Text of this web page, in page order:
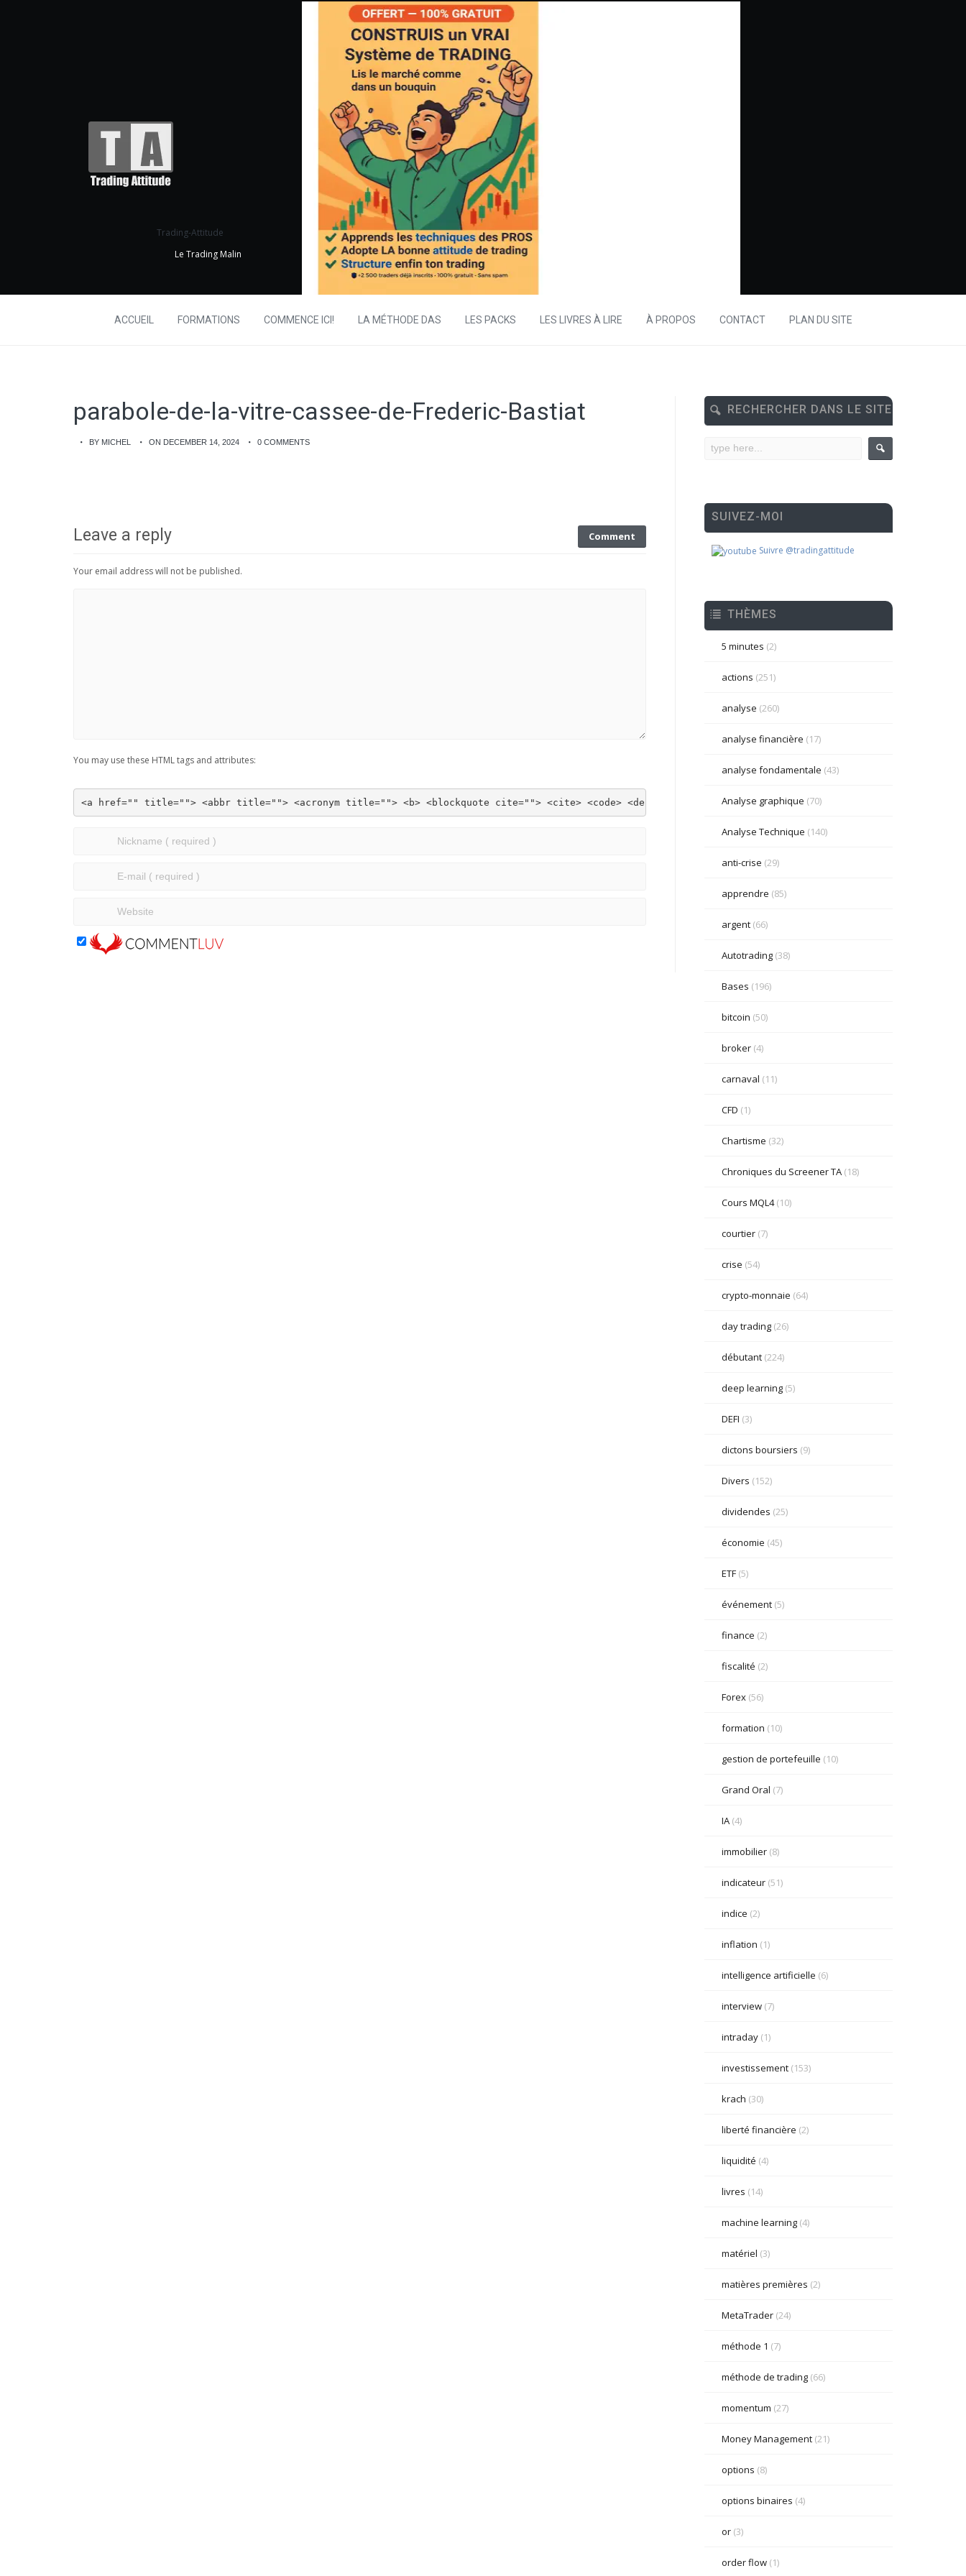
Trading-Attitude
Le Trading Malin
ACCUEIL FORMATIONS COMMENCE ICI! LA MÉTHODE DAS LES PACKS LES LIVRES À LIRE À PROPOS CONTACT PLAN DU SITE
parabole-de-la-vitre-cassee-de-Frederic-Bastiat
BY MICHEL ON DECEMBER 14, 2024 0 COMMENTS
Leave a reply Comment
Your email address will not be published.
You may use these HTML tags and attributes:
<a href="" title=""> <abbr title=""> <acronym title=""> <b> <blockquote cite=""> <cite> <code> <del datetime=""> <em> <i> <q cite=""> <strike> <strong>
RECHERCHER DANS LE SITE
SUIVEZ-MOI
Suivre @tradingattitude
THÈMES
5 minutes (2)
actions (251)
analyse (260)
analyse financière (17)
analyse fondamentale (43)
Analyse graphique (70)
Analyse Technique (140)
anti-crise (29)
apprendre (85)
argent(66)
Autotrading(38)
Bases (196)
bitcoin (50)
broker(4)
carnaval (11)
CFD (1)
Chartisme (32)
Chroniques du Screener TA(18)
Cours MQL4(10)
courtier(7)
crise (54)
crypto-monnaie (64)
day trading(26)
débutant(224)
deep learning(5)
DEFI (3)
dictons boursiers (9)
Divers (152)
dividendes (25)
économie (45)
ETF(5)
événement(5)
finance (2)
fiscalité (2)
Forex(56)
formation (10)
gestion de portefeuille (10)
Grand Oral (7)
IA(4)
immobilier(8)
indicateur(51)
indice (2)
inflation (1)
intelligence artificielle (6)
interview(7)
intraday(1)
investissement(153)
krach (30)
liberté financière (2)
liquidité (4)
livres (14)
machine learning(4)
matériel (3)
matières premières (2)
MetaTrader(24)
méthode 1 (7)
méthode de trading(66)
momentum (27)
Money Management(21)
options (8)
options binaires (4)
or(3)
order flow(1)